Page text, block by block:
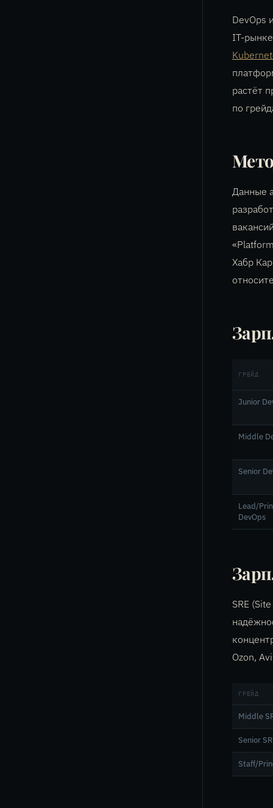
DevOps
IT-
растёт
по
Данные
Хабр
ГРЕЙД
Junior
Middle
Senior
Lead/
DevOps
SRE
Ozon,
ГРЕЙД
Middle
Senior
Staff/